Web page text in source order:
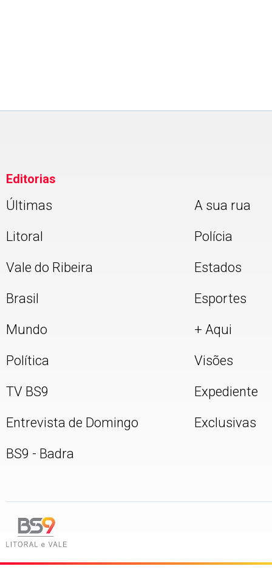
Editorias
Últimas
Litoral
Vale do Ribeira
Brasil
Mundo
Política
TV BS9
Entrevista de Domingo
BS9 - Badra
A sua rua
Polícia
Estados
Esportes
+ Aqui
Visões
Expediente
Exclusivas